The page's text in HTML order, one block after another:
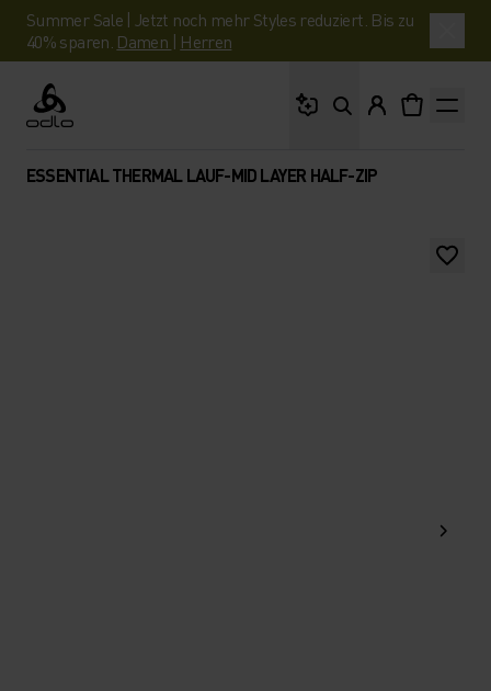
Summer Sale | Jetzt noch mehr Styles reduziert. Bis zu
40% sparen. Damen | Herren
Odlo
ESSENTIAL THERMAL LAUF-MID LAYER HALF-ZIP